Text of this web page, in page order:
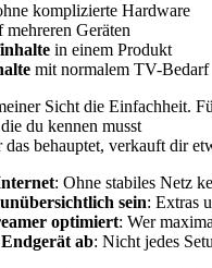
komplizierte Hardware
Geräten
in einem Produkt
mit normalem TV-Bedarf
Sicht die Einfachheit.
du kennen musst
behauptet, verkauft dir
: Ohne stabiles Netz
sein: Extras
optimiert: Wer
ab: Nicht jedes